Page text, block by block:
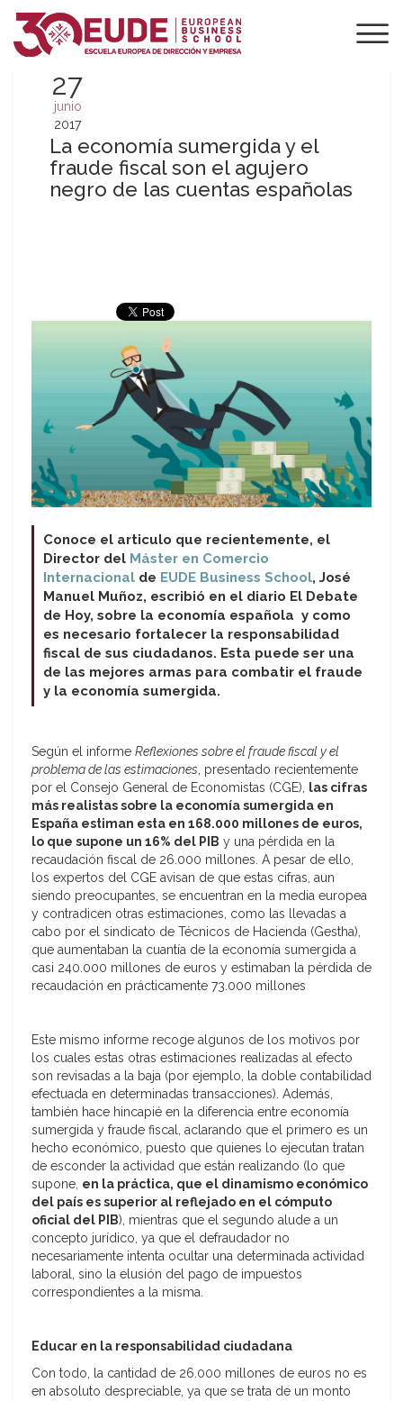
27
junio
2017
La economía sumergida y el
fraude fiscal son el agujero
negro de las cuentas españolas
Conoce el articulo que recientemente, el
Director del Máster en Comercio
Internacional de EUDE Business School, José
Manuel Muñoz, escribió en el diario El Debate
de Hoy, sobre la economía española y como
es necesario fortalecer la responsabilidad
fiscal de sus ciudadanos. Esta puede ser una
de las mejores armas para combatir el fraude
y la economía sumergida.
Según el informe Reflexiones sobre el fraude fiscal y el
problema de las estimaciones, presentado recientemente
por el Consejo General de Economistas (CGE), las cifras
más realistas sobre la economía sumergida en
España estiman esta en 168.000 millones de euros,
lo que supone un 16% del PIB y una pérdida en la
recaudación fiscal de 26.000 millones. A pesar de ello,
los expertos del CGE avisan de que estas cifras, aun
siendo preocupantes, se encuentran en la media europea
y contradicen otras estimaciones, como las llevadas a
cabo por el sindicato de Técnicos de Hacienda (Gestha),
que aumentaban la cuantía de la economía sumergida a
casi 240.000 millones de euros y estimaban la pérdida de
recaudación en prácticamente 73.000 millones
Este mismo informe recoge algunos de los motivos por
los cuales estas otras estimaciones realizadas al efecto
son revisadas a la baja (por ejemplo, la doble contabilidad
efectuada en determinadas transacciones). Además,
también hace hincapié en la diferencia entre economía
sumergida y fraude fiscal, aclarando que el primero es un
hecho económico, puesto que quienes lo ejecutan tratan
de esconder la actividad que están realizando (lo que
supone, en la práctica, que el dinamismo económico
del país es superior al reflejado en el cómputo
oficial del PIB), mientras que el segundo alude a un
concepto jurídico, ya que el defraudador no
necesariamente intenta ocultar una determinada actividad
laboral, sino la elusión del pago de impuestos
correspondientes a la misma.
Educar en la responsabilidad ciudadana
Con todo, la cantidad de 26.000 millones de euros no es
en absoluto despreciable, ya que se trata de un monto